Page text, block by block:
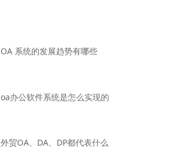
OA 系统的发展趋势有哪些
oa办公软件系统是怎么实现的
外贸OA、DA、DP都代表什么